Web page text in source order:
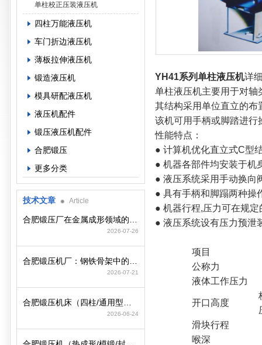
YH41系列单柱液压机详
单柱液压机主要用于对
其结构采用单位直立的
该机可用手柄或脚踏进
性能特点：
● 计算机优化直立式C型
● 机器各部件均安装于机
● 液压系统采用手动换向
● 具有手柄和脚蹋两种操
● 机器行程,压力可在规
● 液压系统设有压力预泄
项目
公称力
液体工作压力
开口高度
滑块行程
喉深
单柱校正压装液压机
四柱万能液压机
车门折边液压机
薄板拉伸液压机
锻造液压机
模具研配液压机
液压机配件
锻压液压机配件
合肥锻压
更多分类
技术文章 Article
2026-07-26
2026-07-21
2026-06-24